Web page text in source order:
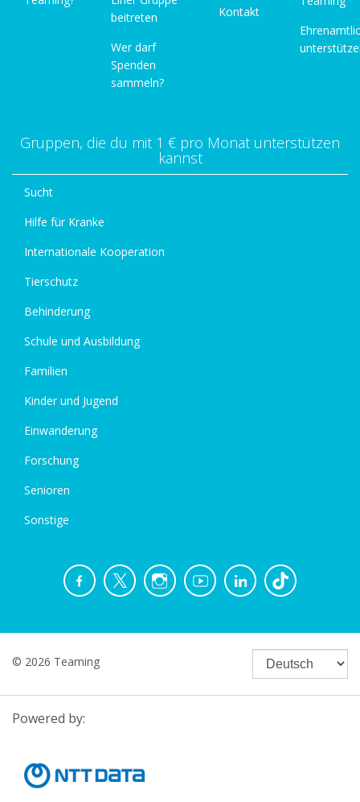
beitreten
Wer darf
Spenden
sammeln?
Kontakt
Gruppen, die du mit 1 € pro Monat unterstützen
kannst
Sucht
Hilfe für Kranke
Internationale Kooperation
Tierschutz
Behinderung
Schule und Ausbildung
Familien
Kinder und Jugend
Einwanderung
Forschung
Senioren
Sonstige
© 2026 Teaming
Powered by: